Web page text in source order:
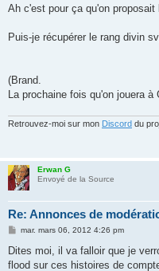
s
g
Ah c'est pour ça qu'on
Puis-je récupérer le rang divin
(Brand.
La prochaine fois qu'on jouera
Retrouvez-moi sur mon Discord du
Erwan G
Envoyé de la Source
Re: Annonces de
M
s
a
mar. mars 06, 2012 4:26 pm
Dites moi, il va falloir que je
flood sur ces histoires de